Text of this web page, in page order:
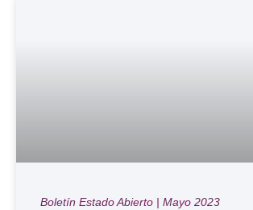
Boletín Estado Abierto | Mayo 2023